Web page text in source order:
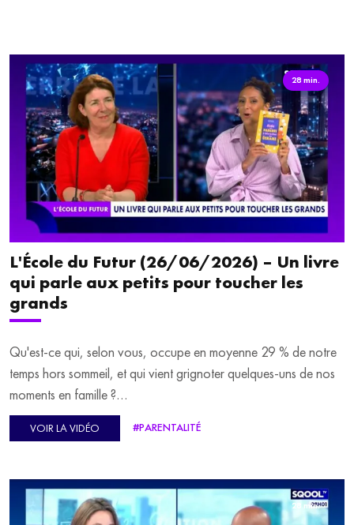
28 min.
L'École du Futur (26/06/2026) – Un livre
qui parle aux petits pour toucher les
grands
Qu'est-ce qui, selon vous, occupe en moyenne 29 % de notre
temps hors sommeil, et qui vient grignoter quelques-uns de nos
moments en famille ?
Notre invitée du jour, Guillemette Faure, a consacré un livre à
Casterman le 3 juin dernier.
VOIR LA VIDÉO #PARENTALITÉ
28 min.